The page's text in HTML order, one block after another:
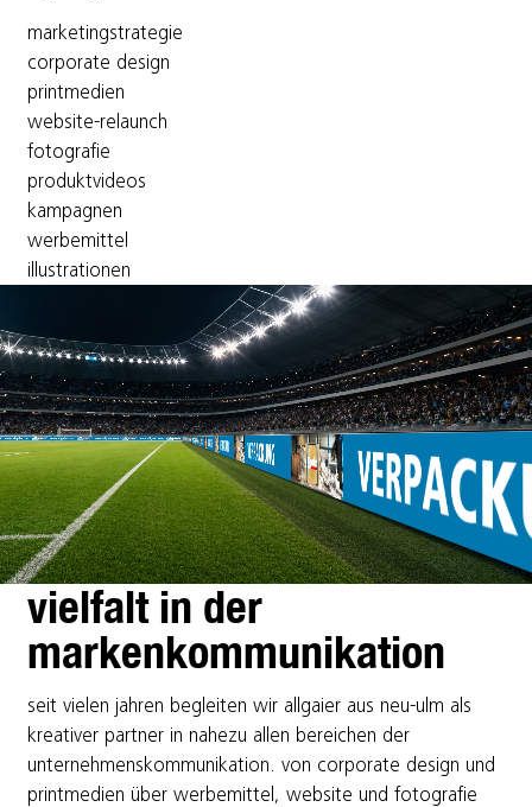
marketingstrategie
corporate design
printmedien
website-relaunch
fotografie
produktvideos
kampagnen
werbemittel
illustrationen
vielfalt in der
markenkommunikation
seit vielen jahren begleiten wir allgaier aus neu-ulm als
kreativer partner in nahezu allen bereichen der
unternehmenskommunikation. von corporate design und
printmedien über werbemittel, website und fotografie